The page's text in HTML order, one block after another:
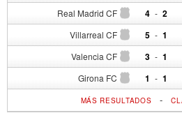
Real Madrid CF 4 - 2
Villarreal CF 5 - 1
Valencia CF 3 - 1
Girona FC 1 - 1
MÁS RESULTADOS -